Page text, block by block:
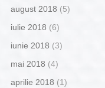
august 2018 (5)
iulie 2018 (6)
iunie 2018 (3)
mai 2018 (4)
aprilie 2018 (1)